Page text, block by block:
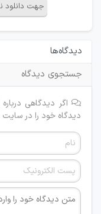
جهت دانلود
دیدگاه‌ها
جستجوی دیدگاه
اگر دیدگاهی
دیدگاه خود را در سایت